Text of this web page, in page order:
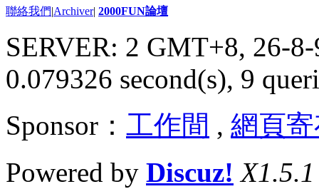
聯絡我們|Archiver| 2000FUN論壇
SERVER: 2 GMT+8, 26-
0.079326 second(s), 9
Sponsor： 工作間 , 網頁
Powered by Discuz! X1.5.1